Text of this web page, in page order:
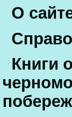
О
Книги о